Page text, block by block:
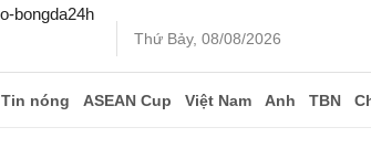
Thứ Bảy, 08/08/2026
Tin nóng ASEAN Cup Việt Nam Anh TBN